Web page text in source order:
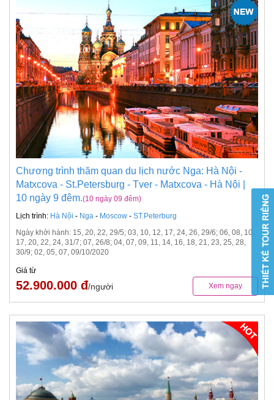
Chương trình thăm quan du lịch nước Nga: Hà Nội -
Matxcova - St.Petersburg - Tver - Matxcova - Hà Nội |
10 ngày 9 đêm.(10 ngày 09 đêm)
Lịch trình: Hà Nội - Nga - Moscow - ST.Peterburg
Ngày khởi hành: 15, 20, 22, 29/5; 03, 10, 12, 17, 24, 26, 29/6; 06, 08, 10,
17, 20, 22, 24, 31/7; 07, 26/8; 04, 07, 09, 11, 14, 16, 18, 21, 23, 25, 28,
30/9; 02, 05, 07, 09/10/2020
Giá từ
52.900.000 đ/người Xem ngay